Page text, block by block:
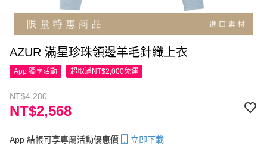
AZUR 滿星珍珠領邊羊毛針織上衣
App 獨享活動 超取滿NT$2,000免運
NT$4,280
NT$2,568
App 結帳可享專屬活動優惠價
立即下載